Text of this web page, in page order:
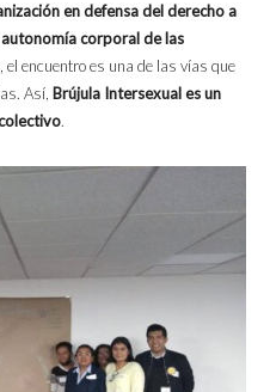
en defensa del derecho a
corporal de las
el encuentro es una de las vías que
Así, Brújula Intersexual es un
.